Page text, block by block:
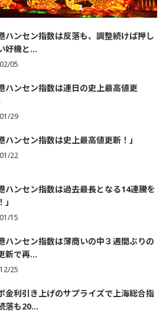
ハンセン指数は反落も、調整続けば押し
好機と...
05
ハンセン指数は連日の史上最高値更
29
ハンセン指数は史上最高値更新！」
22
ハンセン指数は過去最長となる14連騰を
15
ハンセン指数は薄商いの中３週間ぶりの
新で再...
25
金利引き上げのサプライズで上海総合指
落も20...